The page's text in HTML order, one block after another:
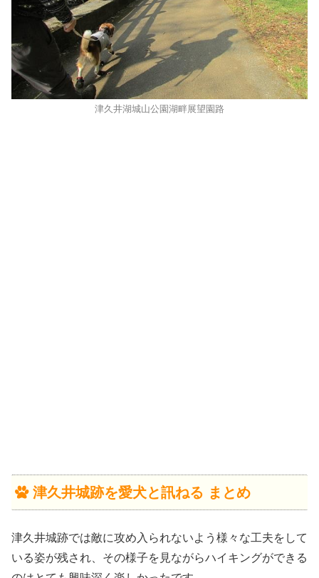
津久井湖城山公園湖畔展望園路
津久井城跡を愛犬と訊ねる まとめ
津久井城跡では敵に攻め入られないよう様々な工夫をして
いる姿が残され、その様子を見ながらハイキングができる